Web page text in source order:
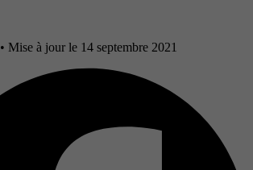
• Mise à jour le 14 septembre 2021